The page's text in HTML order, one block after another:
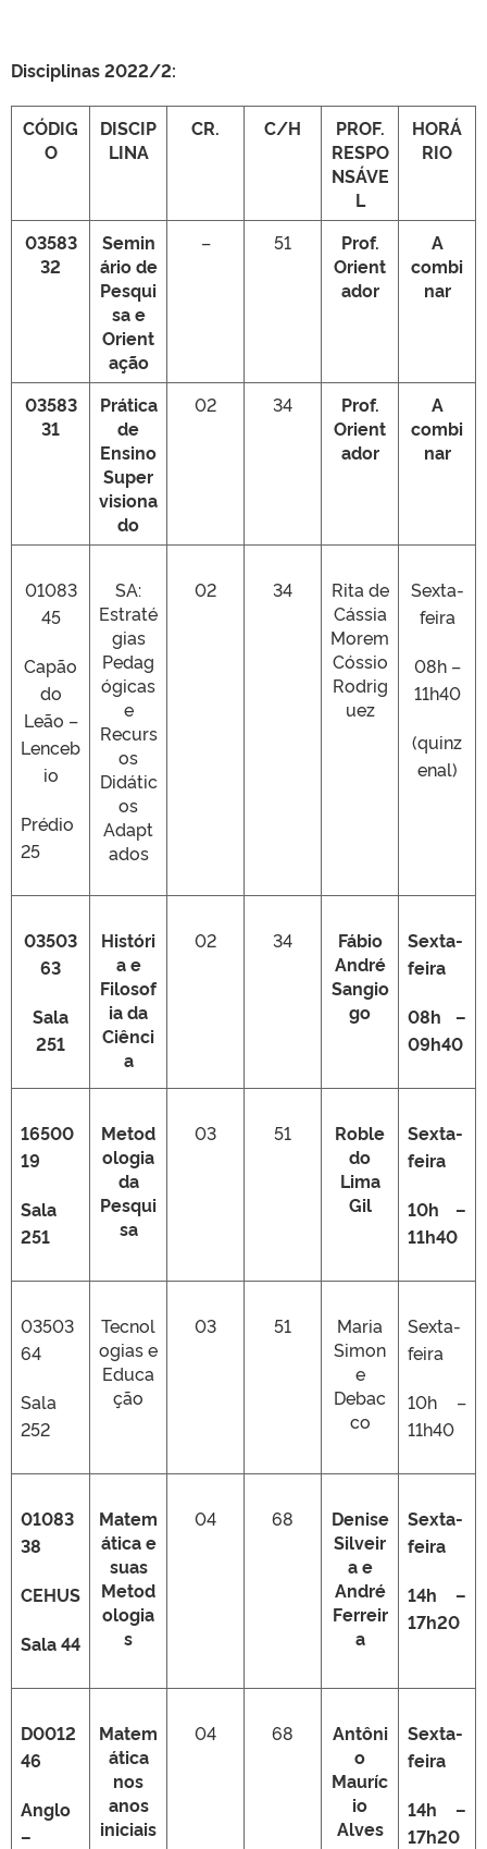
Disciplinas 2022/2:
CÓDIG
O
DISCIP
LINA
CR. C/H
PROF.
RESPO
NSÁVE
L
HORÁ
RIO
03583
32
Semin
ário de
Pesqui
sa e
Orient
ação
– 51
Prof.
Orient
ador
A
combi
nar
03583
31
Prática
de
Ensino
Super
visiona
do
02 34
Prof.
Orient
ador
A
combi
nar
01083
45
Capão
do
Leão –
Lenceb
io
Prédio
25
SA:
Estraté
gias
Pedag
ógicas
e
Recurs
os
Didátic
os
Adapt
ados
02 34
Rita de
Cássia
Morem
Cóssio
Rodrig
uez
Sexta-
feira
08h –
11h40
(quinz
enal)
03503
63
Sala
251
Históri
a e
Filosof
ia da
Ciênci
a
02 34
Fábio
André
Sangio
go
Sexta-
feira
08h –
09h40
16500
19
Sala
251
Metod
ologia
da
Pesqui
sa
03 51
Roble
do
Lima
Gil
Sexta-
feira
10h –
11h40
03503
64
Sala
252
Tecnol
ogias e
Educa
ção
03 51
Maria
Simon
e
Debac
co
Sexta-
feira
10h –
11h40
01083
38
CEHUS
Sala 44
Matem
ática e
suas
Metod
ologia
s
04 68
Denise
Silveir
a e
André
Ferreir
a
Sexta-
feira
14h –
17h20
D0012
46
Anglo
–
Matem
ática
nos
anos
iniciais
04 68
Antôni
o
Mauríc
io
Alves
Sexta-
feira
14h –
17h20